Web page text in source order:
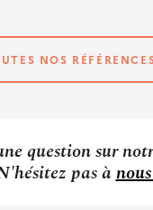
NOS
question sur
pas à